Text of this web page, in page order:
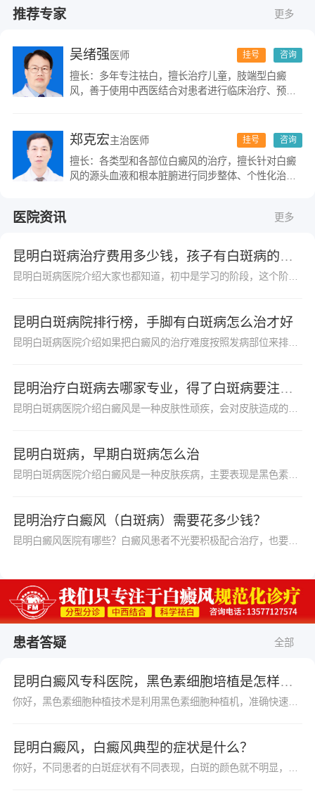
推荐专家 更多
咨询
挂号
吴绪强 医师
擅长：多年专注祛白，擅长治疗儿童，肢端型白癜
风，善于使用中西医结合对患者进行临床治疗、预
咨询
挂号
郑克宏主治医师
擅长：各类型和各部位白癜风的治疗，擅长针对白癜
风的源头血液和根本脏腑进行同步整体、个性化治
医院资讯 更多
昆明白斑病治疗费用多少钱，孩子有白斑病的注意事项
昆明白斑病医院介绍大家也都知道，初中是学习的阶段，这个阶段的孩子学习压力是很大的，白癜风是一种常见的皮肤疾病，很多初中生也避免不了患上白癜风，初中生群体患病会给...
昆明白斑病院排行榜，手脚有白斑病怎么治才好
昆明白斑病医院介绍如果把白癜风的治疗难度按照发病部位来排序的话，那么，手脚处的白癜风应该是治疗难度大的。但这不意味着手脚处的白癜风治疗没有效果，患者不能忽视，也...
昆明治疗白斑病去哪家专业，得了白斑病要注意哪些
昆明白斑病医院介绍白癜风是一种皮肤性顽疾，会对皮肤造成的伤害。任何人患上白癜风时要及时前往医院进行检查治疗，况且白癜风是比较容易复发和扩散的，不及时就医，之后白...
昆明白斑病，早期白斑病怎么治
昆明白斑病医院介绍白癜风是一种皮肤疾病，主要表现是黑色素的脱失，在皮肤上出现一些白点或者是白斑，对患者的影响很大，患上白癜风，不仅对患者的日常生活带来影响，也会...
昆明治疗白癜风（白斑病）需要花多少钱？
昆明白癜风医院有哪些？白癜风患者不光要积极配合治疗，也要做好日常的护理工作，白癜风的日常护理和治疗都很重要，能够使患者的白斑得到有效的控制，所以患者要注意，要尽...
患者答疑 全部
昆明白癜风专科医院，黑色素细胞培植是怎样的？
你好，黑色素细胞种植技术是利用黑色素细胞种植机，准确快速分离出优质、活跃的黑色素细胞，采用提取培养直接种植到白斑部位，同时介入细胞生长因子，保证了黑色素的成活率。采用自体表皮移植的方法，利用高端仪器，直接提取患者健康皮肤内的活跃黑色素细胞，然后种植到患者的白癜风灶部位。
昆明白癜风，白癜风典型的症状是什么？